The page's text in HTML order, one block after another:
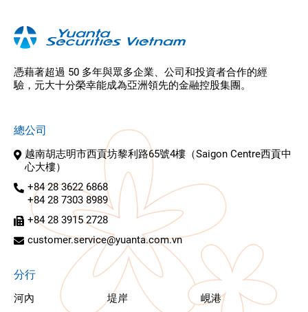
憑藉著超過 50 多年與眾多企業、公司和投資者合作的經
驗，元大十分榮幸能成為亞洲領先的金融控股集團。
總公司
越南胡志明市西貢坊黎利路65號4樓（Saigon Centre西貢中
心大樓）
+84 28 3622 6868
+84 28 7303 8989
+84 28 3915 2728
customer.service@yuanta.com.vn
分行
河內 堤岸
峴港